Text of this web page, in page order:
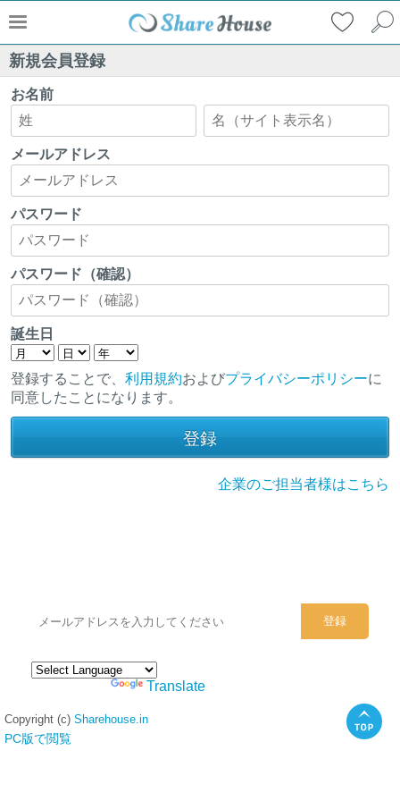
新規会員登録
お名前
メールアドレス
パスワード
パスワード（確認）
誕生日
登録することで、 利用規約およびプライバシーポリシーに
同意したことになります。
企業のご担当者様はこちら
Translate
Copyright (c) Sharehouse.in
PC版で閲覧